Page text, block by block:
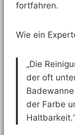
fortfahren.
Wie ein
„Die
der oft
der Farbe